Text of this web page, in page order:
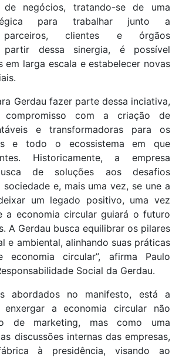
de negócios, tratando-se de uma
para trabalhar junto a
parceiros, clientes e órgãos
partir dessa sinergia, é possível
em larga escala e estabelecer novas
Gerdau fazer parte dessa inciativa,
com a criação de
e transformadoras para os
e todo o ecossistema em que
Historicamente, a empresa
de soluções aos desafios
e, mais uma vez, se une a
um legado positivo, uma vez
a economia circular guiará o futuro
A Gerdau busca equilibrar os pilares
e ambiental, alinhando suas práticas
circular”, afirma Paulo
Social da Gerdau.
abordados no manifesto, está a
enxergar a economia circular não
de marketing, mas como uma
discussões internas das empresas,
à presidência, visando ao